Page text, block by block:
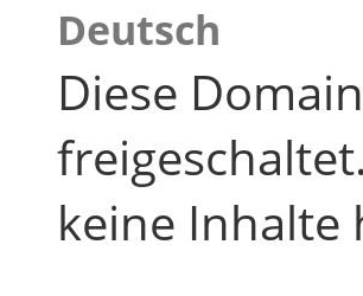
Deutsch
Diese
keine Inhalte